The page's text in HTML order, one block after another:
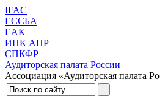
IFAC
ЕССБА
ЕАК
ИПК АПР
СПКФР
Аудиторская палата России
Ассоциация «Аудиторская палата